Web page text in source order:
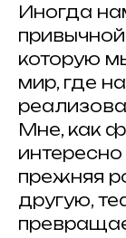
Иногда
которую
мир, где
Мне, как
прежняя
другую,